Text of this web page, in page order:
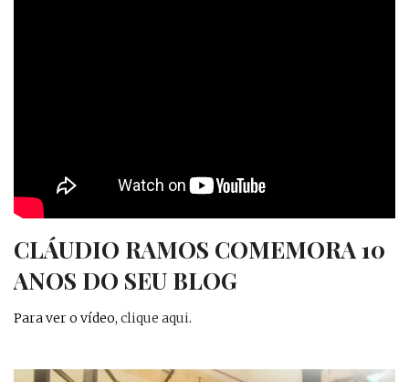
CLÁUDIO RAMOS COMEMORA 10
ANOS DO SEU BLOG
Para ver o vídeo, clique aqui.